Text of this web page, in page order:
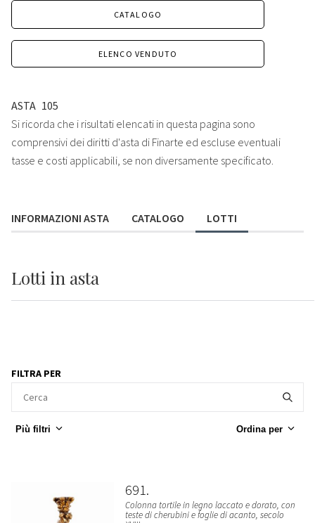
CATALOGO
ELENCO VENDUTO
ASTA 105
Si ricorda che i risultati elencati in questa pagina sono
comprensivi dei diritti d'asta di Finarte ed escluse eventuali
tasse e costi applicabili, se non diversamente specificato.
INFORMAZIONI ASTA CATALOGO LOTTI
Lotti in asta
FILTRA PER
Più filtri Ordina per
691
Colonna tortile in legno laccato e dorato, con
teste di cherubini e foglie di acanto, secolo